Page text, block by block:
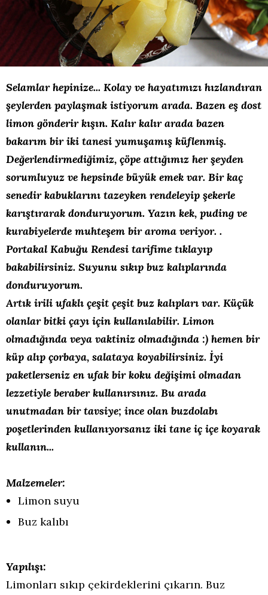
Selamlar hepinize... Kolay ve hayatımızı hızlandıran
şeylerden paylaşmak istiyorum arada. Bazen eş dost
limon gönderir kışın. Kalır kalır arada bazen
bakarım bir iki tanesi yumuşamış küflenmiş.
Değerlendirmediğimiz, çöpe attığımız her şeyden
sorumluyuz ve hepsinde büyük emek var. Bir kaç
senedir kabuklarını tazeyken rendeleyip şekerle
karıştırarak donduruyorum. Yazın kek, puding ve
kurabiyelerde muhteşem bir aroma veriyor. .
Portakal Kabuğu Rendesi tarifime tıklayıp
bakabilirsiniz. Suyunu sıkıp buz kalıplarında
donduruyorum.
Artık irili ufaklı çeşit çeşit buz kalıpları var. Küçük
olanlar bitki çayı için kullanılabilir. Limon
olmadığında veya vaktiniz olmadığında :) hemen bir
küp alıp çorbaya, salataya koyabilirsiniz. İyi
paketlerseniz en ufak bir koku değişimi olmadan
lezzetiyle beraber kullanırsınız. Bu arada
unutmadan bir tavsiye; ince olan buzdolabı
poşetlerinden kullanıyorsanız iki tane iç içe koyarak
kullanın...
Malzemeler:
Limon suyu
Buz kalıbı
Yapılışı:
Limonları sıkıp çekirdeklerini çıkarın. Buz